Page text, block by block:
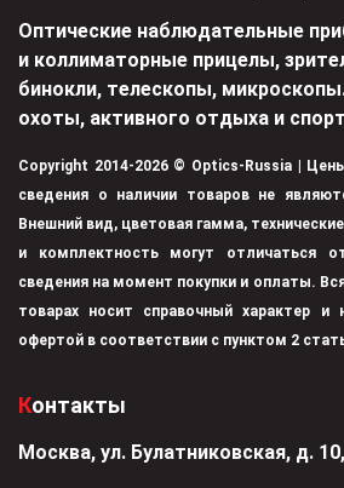
Оптические наблюдательные
и коллиматорные прицелы,
бинокли, телескопы,
охоты, активного отдыха и
Copyright 2014-2026 © Optics-Russia |
сведения о наличии товаров не
Внешний вид, цветовая гамма,
и комплектность могут отличаться
сведения на момент покупки и оплаты.
товарах носит справочный характер и
офертой в соответствии с пунктом 2
Контакты
Москва, ул. Булатниковская, д.